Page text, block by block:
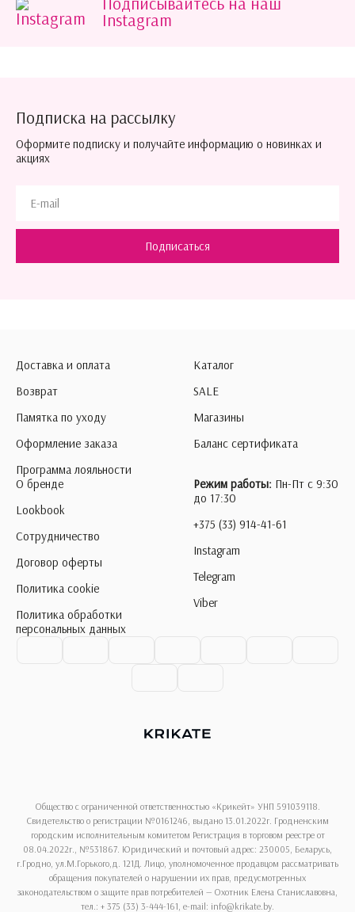
Instagram
Подписка на рассылку
Оформите подписку и получайте информацию о новинках и
акциях
Подписаться
Доставка и оплата
Возврат
Памятка по уходу
Оформление заказа
Программа лояльности
Каталог
SALE
Магазины
Баланс сертификата
О бренде
Lookbook
Сотрудничество
Договор оферты
Политика cookie
Политика обработки
персональных данных
Режим работы: Пн-Пт с 9:30
до 17:30
+375 (33) 914-41-61
Instagram
Telegram
Viber
Общество с ограниченной ответственностью «Крикейт» УНП 591039118.
Свидетельство о регистрации №0161246, выдано 13.01.2022г. Гродненским
городским исполнительным комитетом Регистрация в торговом реестре от
08.04.2022г., №531867. Юридический и почтовый адрес: 230005, Беларусь,
г.Гродно, ул.М.Горького,д. 121Д. Лицо, уполномоченное продавцом рассматривать
обращения покупателей о нарушении их прав, предусмотренных
законодательством о защите прав потребителей — Охотник Елена Станиславовна,
тел.: + 375 (33) 3-444-161, e-mail: info@krikate.by.